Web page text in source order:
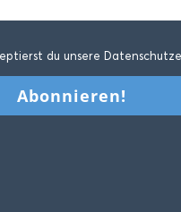
du unsere